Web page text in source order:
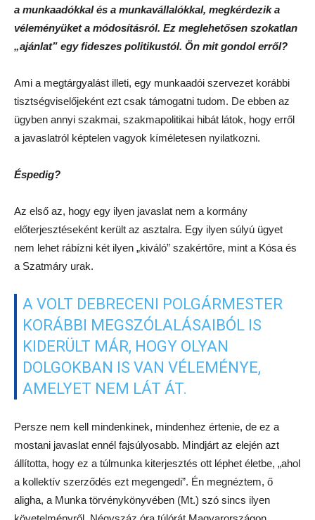
a munkaadókkal és a munkavállalókkal, megkérdezik a
véleményüket a módosításról. Ez meglehetősen szokatlan
„ajánlat” egy fideszes politikustól. Ön mit gondol erről?
Ami a megtárgyalást illeti, egy munkaadói szervezet korábbi
tisztségviselőjeként ezt csak támogatni tudom. De ebben az
ügyben annyi szakmai, szakmapolitikai hibát látok, hogy erről
a javaslatról képtelen vagyok kíméletesen nyilatkozni.
Éspedig?
Az első az, hogy egy ilyen javaslat nem a kormány
előterjesztéseként került az asztalra. Egy ilyen súlyú ügyet
nem lehet rábízni két ilyen „kiváló” szakértőre, mint a Kósa és
a Szatmáry urak.
A VOLT DEBRECENI POLGÁRMESTER
KORÁBBI MEGSZÓLALÁSAIBÓL IS
KIDERÜLT MÁR, HOGY OLYAN
DOLGOKBAN IS VAN VÉLEMÉNYE,
AMELYET NEM LÁT ÁT.
Persze nem kell mindenkinek, mindenhez értenie, de ez a
mostani javaslat ennél fajsúlyosabb. Mindjárt az elején azt
állította, hogy ez a túlmunka kiterjesztés ott léphet életbe, „ahol
a kollektív szerződés ezt megengedi”. Én megnéztem, ő
aligha, a Munka törvénykönyvében (Mt.) szó sincs ilyen